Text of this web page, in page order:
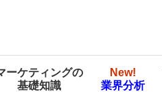
ーケティングの
基礎知識
New!
業界分析